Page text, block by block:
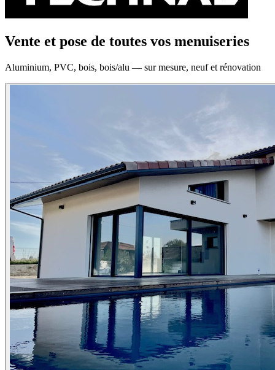
Vente et pose de toutes vos menuiseries
Aluminium, PVC, bois, bois/alu — sur mesure, neuf et rénovation